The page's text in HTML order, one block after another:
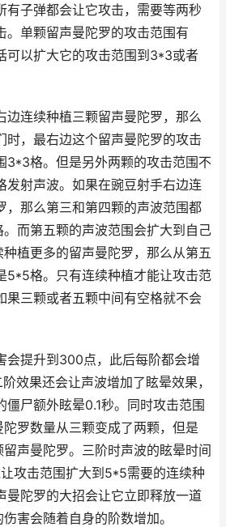
有子弹都会让它攻击，需要等两秒
。单颗留声曼陀罗的攻击范围有
可以扩大它的攻击范围到3*3或者
边连续种植三颗留声曼陀罗，那么
时，最右边这个留声曼陀罗的攻击
3*3格。但是另外两颗的攻击范围不
发射声波。如果在豌豆射手右边连
，那么第三和第四颗的声波范围都
而第五颗的声波范围会扩大到自己
植更多的留声曼陀罗，那么从第五
5*5格。只有连续种植才能让攻击范
果三颗或者五颗中间有空格就不会
会提升到300点，此后每阶都会增
效果还会让声波增加了眩晕效果，
僵尸额外眩晕0.1秒。同时攻击范围
罗数量从三颗变成了两颗，但是
声曼陀罗。三阶时声波的眩晕时间
攻击范围扩大到5*5需要的连续种
曼陀罗的大招会让它立即释放一道
害会随着自身的阶数增加。